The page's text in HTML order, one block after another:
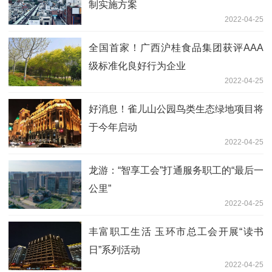
制实施方案
2022-04-25
全国首家！广西沪桂食品集团获评AAA
级标准化良好行为企业
2022-04-25
好消息！雀儿山公园鸟类生态绿地项目将
于今年启动
2022-04-25
龙游：“智享工会”打通服务职工的“最后一
公里”
2022-04-25
丰富职工生活 玉环市总工会开展“读书
日”系列活动
2022-04-25